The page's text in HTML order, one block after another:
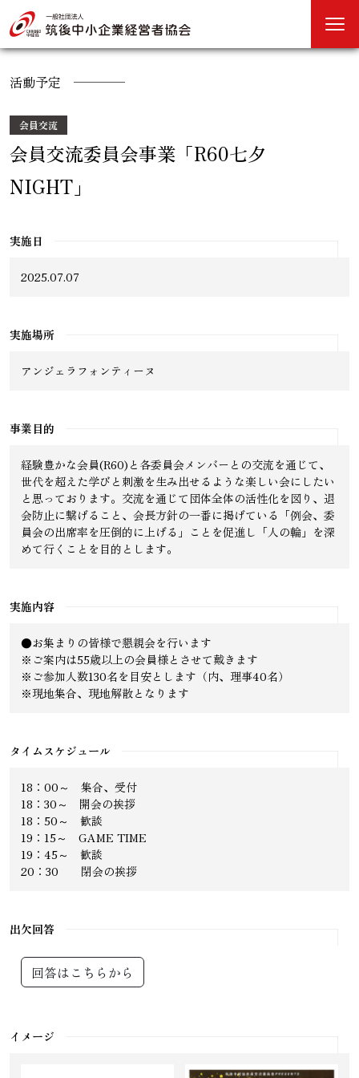
活動予定
会員交流
会員交流委員会事業「R60七夕
NIGHT」
実施日
2025.07.07
実施場所
アンジェラフォンティーヌ
事業目的
経験豊かな会員(R60)と各委員会メンバーとの交流を通じて、
世代を超えた学びと刺激を生み出せるような楽しい会にしたい
と思っております。交流を通じて団体全体の活性化を図り、退
会防止に繋げること、会長方針の一番に掲げている「例会、委
員会の出席率を圧倒的に上げる」ことを促進し「人の輪」を深
めて行くことを目的とします。
実施内容
●お集まりの皆様で懇親会を行います
※ご案内は55歳以上の会員様とさせて戴きます
※ご参加人数130名を目安とします（内、理事40名）
※現地集合、現地解散となります
タイムスケジュール
18：00～ 集合、受付
18：30～ 開会の挨拶
18：50～ 歓談
19：15～ GAME TIME
19：45～ 歓談
20：30 閉会の挨拶
出欠回答
回答はこちらから
イメージ